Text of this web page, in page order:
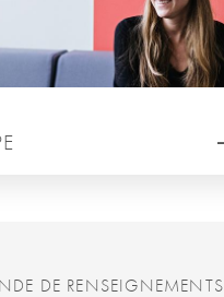
DE RENSEIGNEMENTS